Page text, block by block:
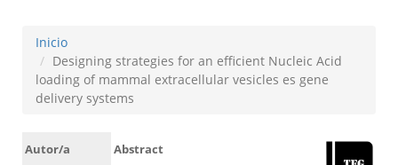
Inicio
Designing strategies for an efficient Nucleic Acid
loading of mammal extracellular vesicles es gene
delivery systems
Autor/a
Abstract